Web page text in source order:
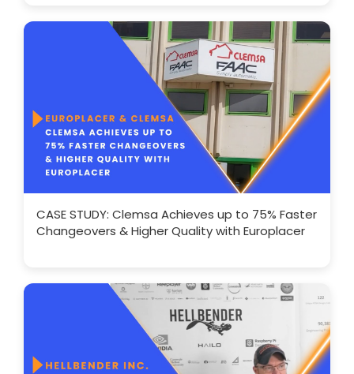
CASE STUDY: Clemsa Achieves up to 75% Faster
Changeovers & Higher Quality with Europlacer